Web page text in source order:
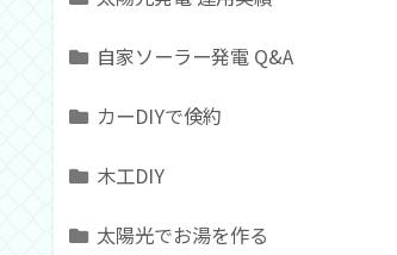
自家ソーラー発電 Q&A
カーDIYで倹約
木工DIY
太陽光でお湯を作る